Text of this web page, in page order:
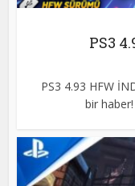
PS3
PS3 4.93 HFW
bir haber!